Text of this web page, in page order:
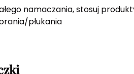
namaczania, stosuj
płukania